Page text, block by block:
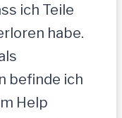
ich Teile
habe.
befinde ich
Help